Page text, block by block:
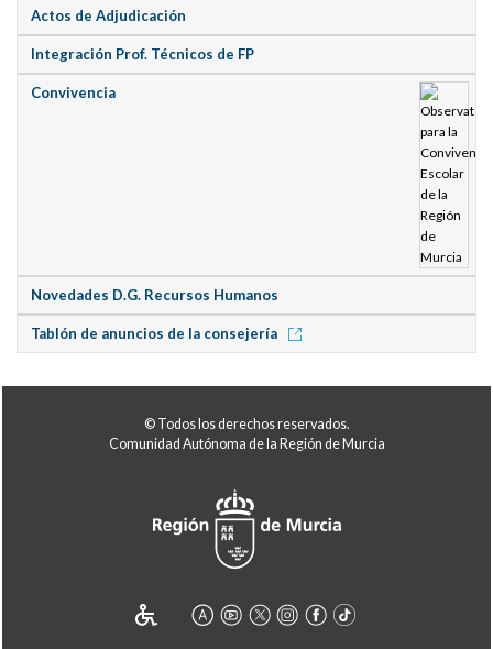
Actos de Adjudicación
Integración Prof. Técnicos de FP
Convivencia
Novedades D.G. Recursos Humanos
Tablón de anuncios de la consejería
© Todos los derechos reservados.
Comunidad Autónoma de la Región de Murcia